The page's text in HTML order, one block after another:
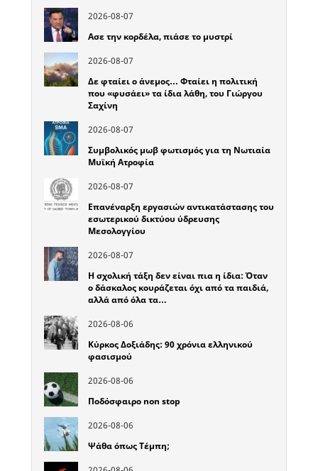
2026-08-07
Ασε την κορδέλα, πιάσε το μυστρί
2026-08-07
Δε φταίει ο άνεμος… Φταίει η πολιτική
που «φυσάει» τα ίδια λάθη, του Γιώργου
Σαχίνη
2026-08-07
Συμβολικός μωβ φωτισμός για τη Νωτιαία
Μυϊκή Ατροφία
2026-08-07
Επανέναρξη εργασιών αντικατάστασης του
εσωτερικού δικτύου ύδρευσης
Μεσολογγίου
2026-08-07
Η σχολική τάξη δεν είναι πια η ίδια: Όταν
ο δάσκαλος κουράζεται όχι από τα παιδιά,
αλλά από όλα τα…
2026-08-06
Κύρκος Δοξιάδης: 90 χρόνια ελληνικού
φασισμού
2026-08-06
Ποδόσφαιρο non stop
2026-08-06
Ψάθα όπως Τέμπη;